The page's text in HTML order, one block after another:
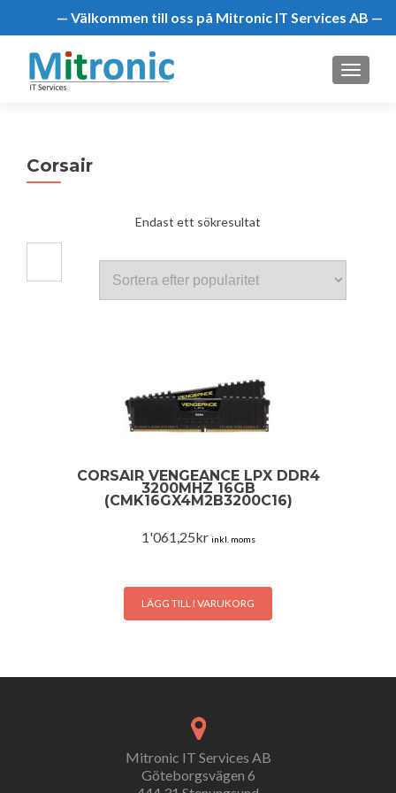
— Välkommen till oss på Mitronic IT Services AB —
MENU
Corsair
Endast ett sökresultat
CORSAIR VENGEANCE LPX DDR4
3200MHZ 16GB
(CMK16GX4M2B3200C16)
1'061,25kr inkl. moms
LÄGG TILL I VARUKORG
Mitronic IT Services AB
Göteborgsvägen 6